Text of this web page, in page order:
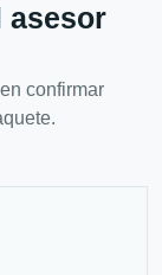
asesor
confirmar